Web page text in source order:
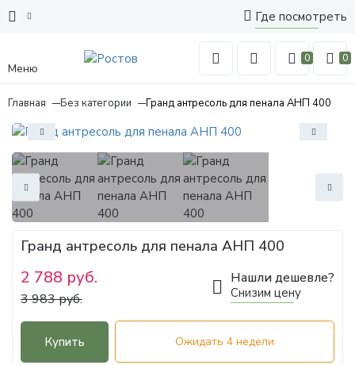
Где посмотреть
Меню
0 0
Главная Без категории Гранд антресоль для пенала АНП 400
Гранд антресоль для пенала АНП 400
2 788 руб.
3 983 руб.
Нашли дешевле?
Снизим цену
Купить Ожидать 4 недели